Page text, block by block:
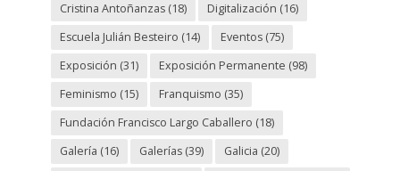
Cristina Antoñanzas(18) Digitalización (16)
Escuela Julián Besteiro (14) Eventos(75)
Exposición (31) Exposición Permanente (98)
Feminismo (15) Franquismo (35)
Fundación Francisco Largo Caballero (18)
Galería (16) Galerías(39) Galicia (20)